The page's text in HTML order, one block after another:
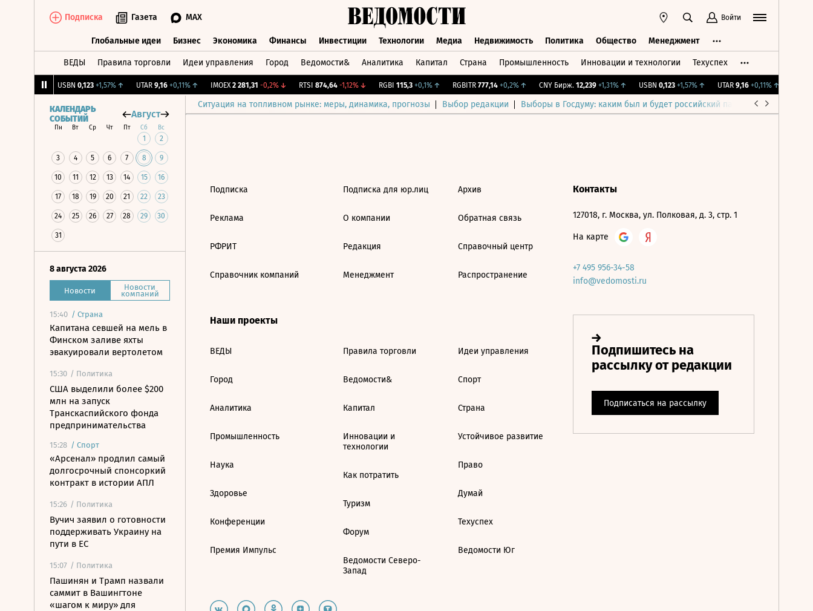
Подписка Газета MAX Войти
Глобальные идеи Бизнес Экономика Финансы Инвестиции Технологии Медиа Недвижимость Политика Общество Менеджмент
ВЕДЫ Правила торговли Идеи управления Город Ведомости& Аналитика Капитал Страна Промышленность Инновации и технологии Техуспех
USBN 0,123 +1,57%↑ UTAR 9,16 +0,11%↑ IMOEX 2 281,31 -0,2%↓ RTSI 874,64 -1,12%↓ RGBI 115,3 +0,1%↑ RGBITR 777,14 +0,2%↑ CNY Бирж. 12,239 +1,31%↑ USBN 0,123 +1,57%↑ UTAR 9,16 +0,11%↑
Ситуация на топливном рынке: меры, динамика, прогнозы Выбор редакции Выборы в Госдуму: каким был и будет российский парламент
КАЛЕНДАРЬ
СОБЫТИЙ
Август
Пн Вт Ср Чт Пт Сб Вс
1 2
3 4 5 6 7 8 9
10 11 12 13 14 15 16
17 18 19 20 21 22 23
24 25 26 27 28 29 30
31
8 августа 2026
Новости Новости
компаний
15:40 / Страна
Капитана севшей на мель в
Финском заливе яхты
эвакуировали вертолетом
15:30 / Политика
США выделили более $200
млн на запуск
Транскаспийского фонда
предпринимательства
15:28 / Спорт
«Арсенал» продлил самый
долгосрочный спонсоркий
контракт в истории АПЛ
15:26 / Политика
Вучич заявил о готовности
поддерживать Украину на
пути в ЕС
15:07 / Политика
Пашинян и Трамп назвали
саммит в Вашингтоне
«шагом к миру» для
Подписка
Реклама
РФРИТ
Справочник компаний
Подписка для юр.лиц
О компании
Редакция
Менеджмент
Архив
Обратная связь
Справочный центр
Распространение
Наши проекты
ВЕДЫ
Город
Аналитика
Промышленность
Наука
Здоровье
Конференции
Премия Импульс
Правила торговли
Ведомости&
Капитал
Инновации и
технологии
Как потратить
Туризм
Форум
Ведомости Северо-
Запад
Идеи управления
Спорт
Страна
Устойчивое развитие
Право
Думай
Техуспех
Ведомости Юг
Контакты
127018, г. Москва, ул. Полковая, д. 3, стр. 1
На карте
+7 495 956-34-58
info@vedomosti.ru